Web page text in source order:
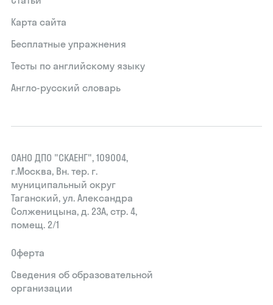
Карта сайта
Бесплатные упражнения
Тесты по английскому языку
Англо-русский словарь
ОАНО ДПО "СКАЕНГ", 109004,
г.Москва, Вн. тер. г.
муниципальный округ
Таганский, ул. Александра
Солженицына, д. 23А, стр. 4,
помещ. 2/1
Оферта
Сведения об образовательной
организации